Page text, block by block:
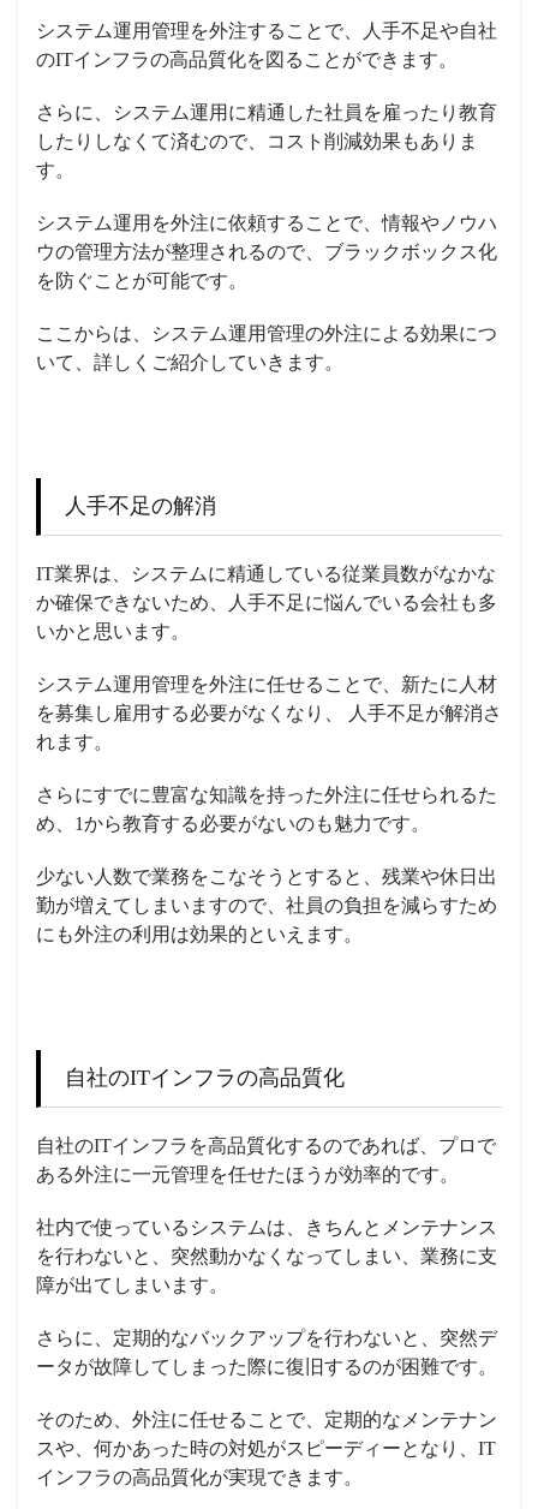
システム運用管理を外注することで、人手不足や自社
のITインフラの高品質化を図ることができます。
さらに、システム運用に精通した社員を雇ったり教育
したりしなくて済むので、コスト削減効果もありま
す。
システム運用を外注に依頼することで、情報やノウハ
ウの管理方法が整理されるので、ブラックボックス化
を防ぐことが可能です。
ここからは、システム運用管理の外注による効果につ
いて、詳しくご紹介していきます。
人手不足の解消
IT業界は、システムに精通している従業員数がなかな
か確保できないため、 人手不足に悩んでいる会社も多
いかと思います。
システム運用管理を外注に任せることで、新たに人材
を募集し雇用する必要がなくなり、
人手不足が解消さ
れます。
さらにすでに豊富な知識を持った外注に任せられるた
め、1から教育する必要がないのも魅力です。
少ない人数で業務をこなそうとすると、残業や休日出
勤が増えてしまいますので、社員の負担を減らすため
にも外注の利用は効果的といえます。
自社のITインフラの高品質化
自社のITインフラを高品質化するのであれば、プロで
ある外注に一元管理を任せたほうが効率的です。
社内で使っているシステムは、きちんとメンテナンス
を行わないと、突然動かなくなってしまい、業務に支
障が出てしまいます。
さらに、定期的なバックアップを行わないと、突然デ
ータが故障してしまった際に復旧するのが困難です。
そのため、外注に任せることで、定期的なメンテナン
スや、何かあった時の対処がスピーディーとなり、IT
インフラの高品質化が実現できます。